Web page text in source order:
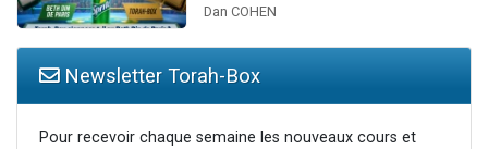
Dan COHEN
Newsletter Torah-Box
Pour recevoir chaque semaine les nouveaux cours et